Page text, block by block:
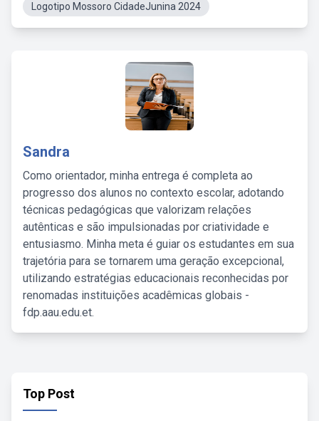
Logotipo Mossoro CidadeJunina 2024
Sandra
Como orientador, minha entrega é completa ao
progresso dos alunos no contexto escolar, adotando
técnicas pedagógicas que valorizam relações
autênticas e são impulsionadas por criatividade e
entusiasmo. Minha meta é guiar os estudantes em sua
trajetória para se tornarem uma geração excepcional,
utilizando estratégias educacionais reconhecidas por
renomadas instituições acadêmicas globais -
fdp.aau.edu.et.
Top Post